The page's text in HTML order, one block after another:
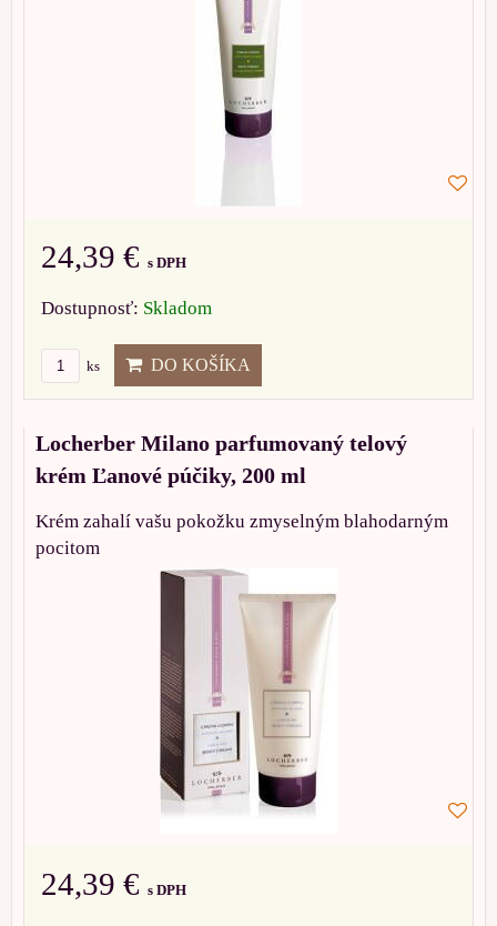
24,39 € s DPH
Dostupnosť: Skladom
ks DO KOŠÍKA
Locherber Milano parfumovaný telový
krém Ľanové púčiky, 200 ml
Krém zahalí vašu pokožku zmyselným blahodarným
pocitom
24,39 € s DPH